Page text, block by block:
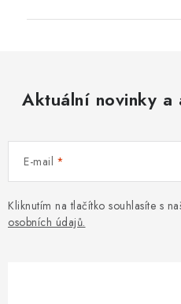
Aktuální novinky a
E-mail
Kliknutím na tlačítko souhlasíte s
osobních údajů.